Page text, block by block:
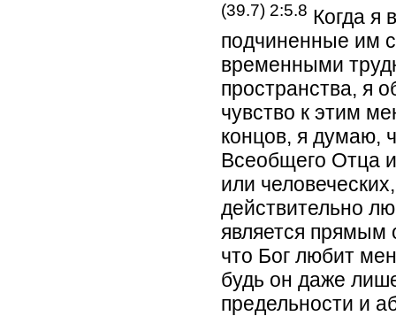
(39.7) 2:5.8 Когда я
подчиненные им
временными
пространства, я
чувство к этим
концов, я думаю,
Всеобщего Отца
или
действительно
является
что Бог любит
будь он даже
предельности и